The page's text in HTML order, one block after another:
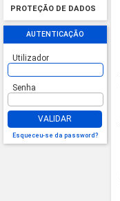
PROTEÇÃO DE DADOS
AUTENTICAÇÃO
Utilizador
Senha
VALIDAR
Esqueceu-se da password?